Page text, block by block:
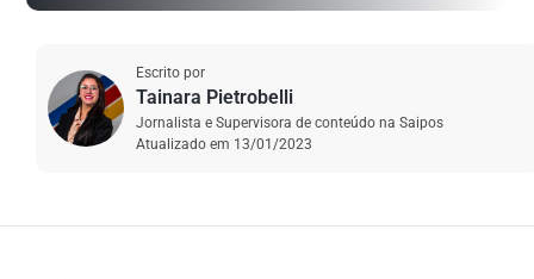
Escrito por
Tainara Pietrobelli
Jornalista e Supervisora de conteúdo na Saipos
Atualizado em 13/01/2023